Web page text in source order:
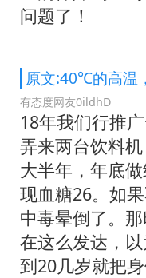
问题了！
原文:40℃的高温
有态度网友0ildhD
18年我们行推
弄来两台饮料
大半年，年底
现血糖26。如
中毒晕倒了。
在这么发达，
到20几岁就把